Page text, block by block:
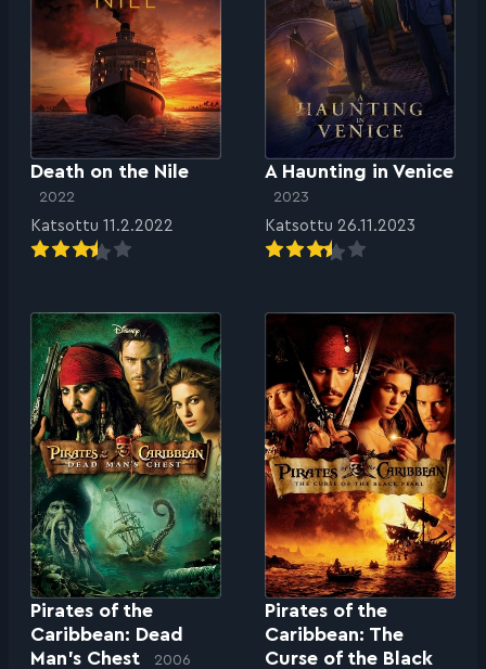
Death on the Nile
2022
Katsottu 11.2.2022
A Haunting in Venice
2023
Katsottu 26.11.2023
Pirates of the
Caribbean: Dead
Man’s Chest
2006
Pirates of the
Caribbean: The
Curse of the Black